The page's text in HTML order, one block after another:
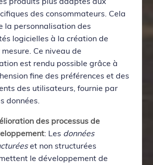
des consommateurs. Cela
la personnalisation des
logicielles à la création de
Ce niveau de
est rendu possible grâce à
fine des préférences et des
des utilisateurs, fournie par
données.
des processus de
: Les données
et non structurées
le développement de